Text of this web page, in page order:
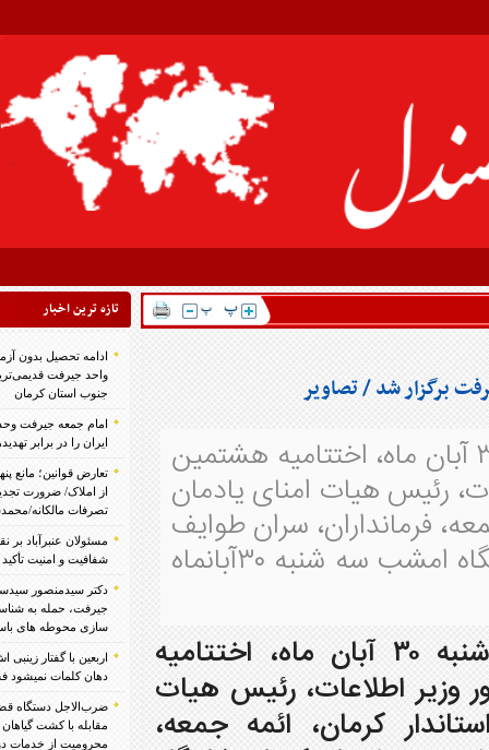
۳۰ آبان ماه، اختتامیه هشتمین
یادمان
سران طوایف
و مردم خونگرم و ولایتمدار جنوب استان کرمان شامگاه امشب سه شنبه ۳۰آبانماه
امروز سه شنبه ۳۰ آبان ماه، اختتامیه
رئیس هیات
ائمه جمعه،
تازه ترين اخبار
ادامه تحصیل بدون آزمون در دانشگاه آزاد اسلامی
واحد جیرفت قدیمی‌ترین و بزرگ‌ترین دانشگاه
امام جمعه جیرفت وحدت ملی و گفتمان مقاومت،
ایران را در برابر تهدیدها بیمه کرده است/تصاویر
تعارض قوانین؛ مانع پنهان سنددار شدن بخش بزرگی
از املاک/ ضرورت تجدیدنظر در ضوابط احراز
تصرفات مالکانه/محمدسعید ابراهیمی
مسئولان عنبرآباد بر نقش رسانه‌ها در امیدآفرینی،
شفافیت و امنیت تأکید کردند/تصاویر
دکتر سیدمنصور سیدسجادی:تکرار فاجعه در
جیرفت، حمله به شناسنامه سرزمین/ ضرورت ایمن
سازی محوطه های باستانی با فناوری های جدید
اربعین با گفتار زینبی اش به جهانیان آموخت دست بر
دهان کلمات نمیشود فشرد اربعین/ رضا محمودی
ضرب‌الاجل دستگاه قضایی رودبار جنوب برای
مقابله با کشت گیاهان ممنوعه/ از قطع انشعابات تا
محرومیت از خدمات دولتی